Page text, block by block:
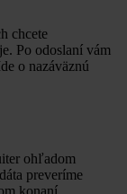
chcete
Po odoslaní vám
o nazáväznú
ohľadom
preveríme
konaní.